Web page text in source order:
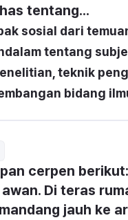
tentang...
sosial dari
tentang
teknik
bidang
cerpen
Di teras
jauh ke